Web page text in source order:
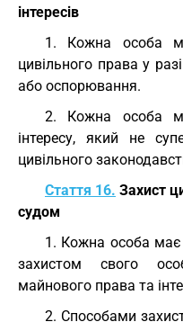
інтересів
1. Кожна особа
цивільного права у
або оспорювання.
2. Кожна особа
інтересу, який не
цивільного
Стаття 16. Захист
судом
1. Кожна особа має
захистом свого
майнового права та
2. Способами